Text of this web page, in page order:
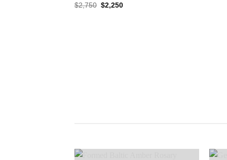
$2,750 Original
$2,250Current